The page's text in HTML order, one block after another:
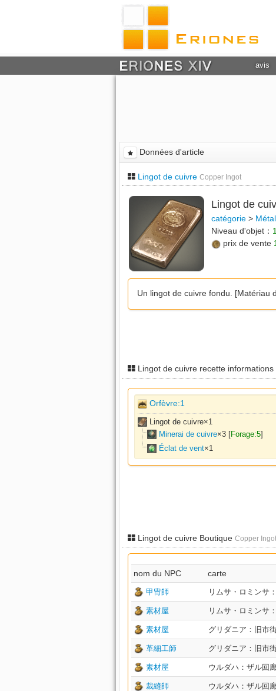
avis
Données d'article
Lingot de cuivre Copper Ingot
Lingot de
catégorie > Métal
Niveau d'objet：
prix de vente
Un lingot de cuivre fondu. [Matériau
Lingot de cuivre recette informations
Orfèvre:1
Lingot de cuivre×1
Minerai de cuivre×3 [Forage:5]
Éclat de vent×1
Lingot de cuivre Boutique Copper Ingot
nom du NPC carte
甲冑師 リムサ・ロミンサ
素材屋 リムサ・ロミンサ
素材屋 グリダニア：旧市
革細工師 グリダニア：旧市
素材屋 ウルダハ：ザル回
裁縫師 ウルダハ：ザル回